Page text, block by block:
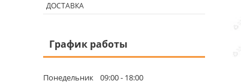
ДОСТАВКА
График работы
Понедельник 09:00
18:00